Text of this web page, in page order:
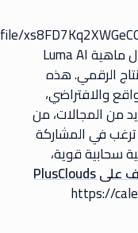
'hybrid server.jpg') ختامًا، لا يُمثل سؤال ماهية Luma AI
الرقمي. هذه
والافتراضي،
من المجالات، من
في المشاركة
سحابية قوية،
تعرّف على PlusClouds
](https://